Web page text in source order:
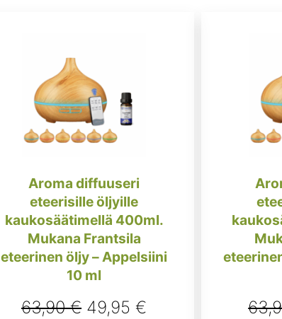
Aroma diffuuseri
eteerisille öljyille
kaukosäätimellä 400ml.
Mukana Frantsila
eteerinen öljy – Appelsiini
10 ml
63,90€ Alkuperäinen
49,95 €